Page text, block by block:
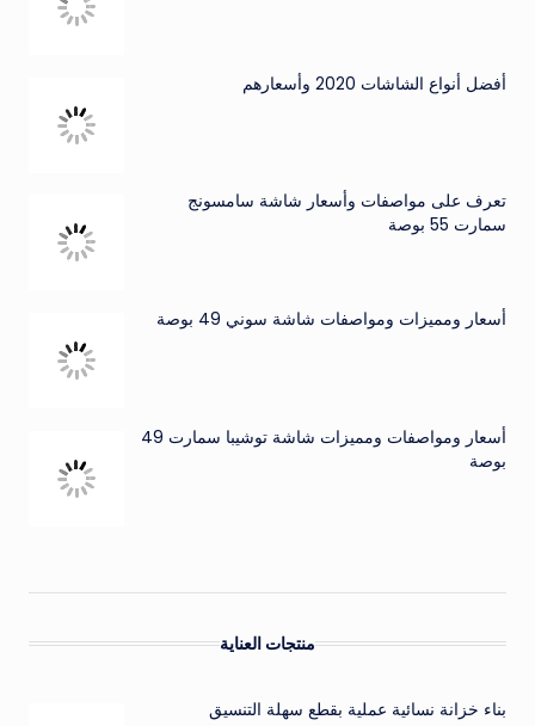
أفضل أنواع الشاشات 2020 وأسعارهم
تعرف على مواصفات وأسعار شاشة سامسونج
سمارت 55 بوصة
أسعار ومميزات ومواصفات شاشة سوني 49 بوصة
أسعار ومواصفات ومميزات شاشة توشيبا سمارت 49
بوصة
منتجات العناية
بناء خزانة نسائية عملية بقطع سهلة التنسيق